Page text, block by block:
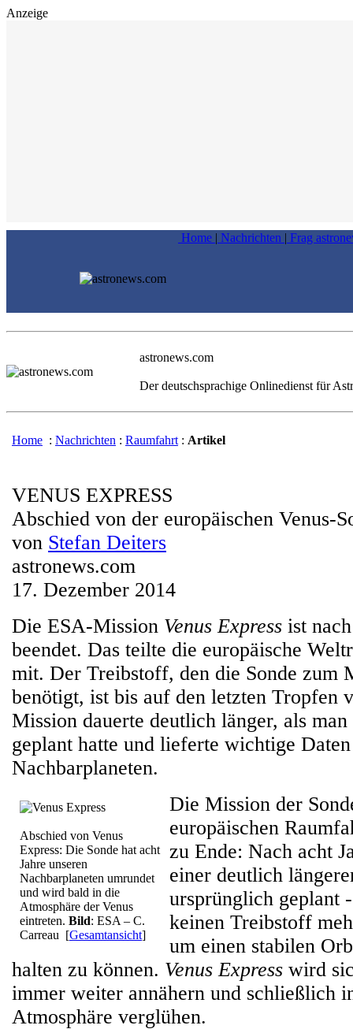
Anzeige
Home | Nachrichten | Frag
astronews.com
Der deutschsprachige Onlinedienst für
Home : Nachrichten : Raumfahrt : Artikel
VENUS EXPRESS
Abschied von der europäischen Venus-
von Stefan Deiters
astronews.com
17. Dezember 2014
Die ESA-Mission Venus Express ist
beendet. Das teilte die europäische
mit. Der Treibstoff, den die Sonde zum
benötigt, ist bis auf den letzten Tropfen
Mission dauerte deutlich länger, als
geplant hatte und lieferte wichtige
Nachbarplaneten.
Abschied von Venus
Express: Die Sonde hat acht
Jahre unseren
Nachbarplaneten umrundet
und wird bald in die
Atmosphäre der Venus
eintreten. Bild: ESA – C.
Carreau [Gesamtansicht]
Die Mission der
europäischen
zu Ende: Nach acht
einer deutlich
ursprünglich geplant
keinen Treibstoff
um einen stabilen
halten zu können. Venus Express wird
immer weiter annähern und schließlich
Atmosphäre verglühen.